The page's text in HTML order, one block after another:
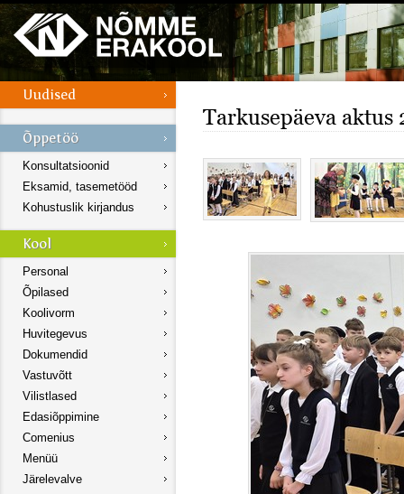
Konsultatsioonid
Eksamid, tasemetööd
Kohustuslik kirjandus
Personal
Õpilased
Koolivorm
Huvitegevus
Dokumendid
Vastuvõtt
Vilistlased
Edasiõppimine
Comenius
Menüü
Järelevalve
Tarkusepäeva aktus